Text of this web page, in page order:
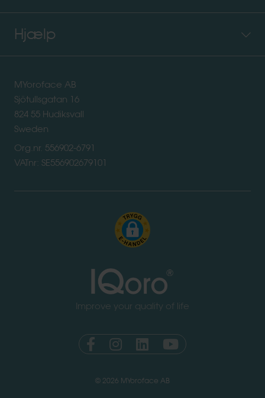
Hjælp
MYoroface AB
Sjötullsgatan 16
824 55 Hudiksvall
Sweden
Org.nr. 556902-6791
VATnr: SE556902679101
Improve your quality of life
© 2026 MYoroface AB